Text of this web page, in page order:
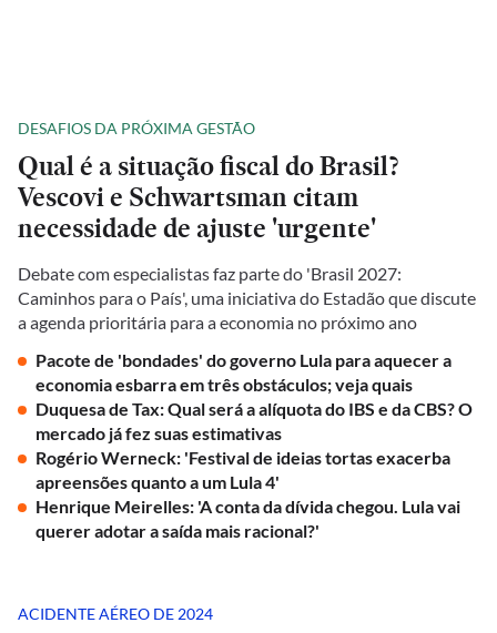
DESAFIOS DA PRÓXIMA GESTÃO
Qual é a situação fiscal do Brasil?
Vescovi e Schwartsman citam
necessidade de ajuste 'urgente'
Debate com especialistas faz parte do 'Brasil 2027:
Caminhos para o País', uma iniciativa do Estadão que discute
a agenda prioritária para a economia no próximo ano
Pacote de 'bondades' do governo Lula para aquecer a
economia esbarra em três obstáculos; veja quais
Duquesa de Tax: Qual será a alíquota do IBS e da CBS? O
mercado já fez suas estimativas
Rogério Werneck: 'Festival de ideias tortas exacerba
apreensões quanto a um Lula 4'
Henrique Meirelles: 'A conta da dívida chegou. Lula vai
querer adotar a saída mais racional?'
ACIDENTE AÉREO DE 2024